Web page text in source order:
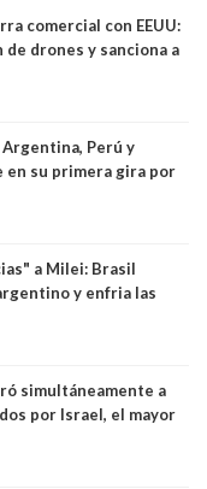
comercial con EEUU:
drones y sanciona a
Argentina, Perú y
en su primera gira por
a Milei: Brasil
y enfria las
simultáneamente a
por Israel, el mayor
y nueve ancianos